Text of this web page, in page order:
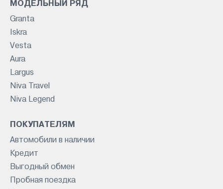
МОДЕЛЬНЫЙ РЯД
Granta
Iskra
Vesta
Aura
Largus
Niva Travel
Niva Legend
ПОКУПАТЕЛЯМ
Автомобили в наличии
Кредит
Выгодный обмен
Пробная поездка